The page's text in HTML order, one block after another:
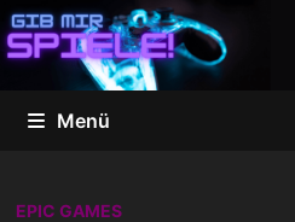
Zum
Inhalt
springen
Menü
EPIC GAMES